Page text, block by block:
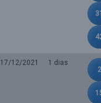
17/12/2021
1 dias
2